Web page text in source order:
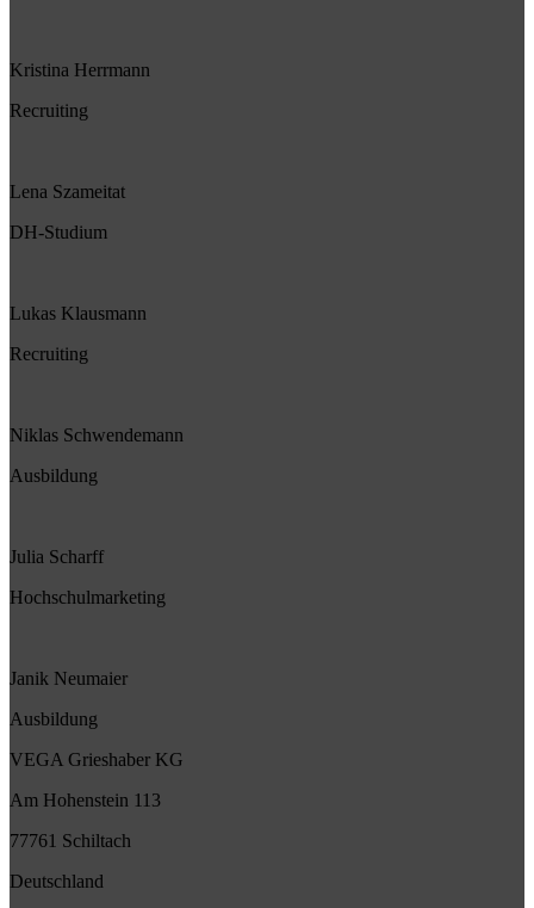
Kristina Herrmann
Recruiting
Lena Szameitat
DH-Studium
Lukas Klausmann
Recruiting
Niklas Schwendemann
Ausbildung
Julia Scharff
Hochschulmarketing
Janik Neumaier
Ausbildung
VEGA Grieshaber KG
Am Hohenstein 113
77761 Schiltach
Deutschland